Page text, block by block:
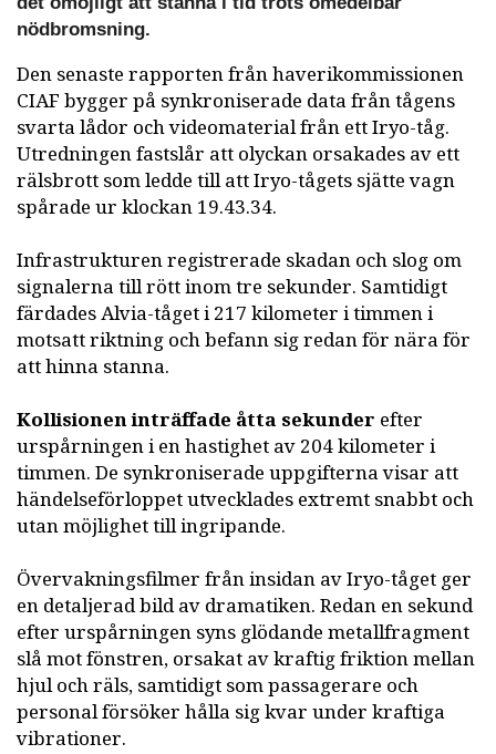
nödbromsning.
Den senaste rapporten från haverikommissionen
CIAF bygger på synkroniserade data från tågens
svarta lådor och videomaterial från ett Iryo-tåg.
Utredningen fastslår att olyckan orsakades av ett
rälsbrott som ledde till att Iryo-tågets sjätte vagn
spårade ur klockan 19.43.34.
Infrastrukturen registrerade skadan och slog om
signalerna till rött inom tre sekunder. Samtidigt
färdades Alvia-tåget i 217 kilometer i timmen i
motsatt riktning och befann sig redan för nära för
att hinna stanna.
Kollisionen inträffade åtta sekunder efter
urspårningen i en hastighet av 204 kilometer i
timmen. De synkroniserade uppgifterna visar att
händelseförloppet utvecklades extremt snabbt och
utan möjlighet till ingripande.
Övervakningsfilmer från insidan av Iryo-tåget ger
en detaljerad bild av dramatiken. Redan en sekund
efter urspårningen syns glödande metallfragment
slå mot fönstren, orsakat av kraftig friktion mellan
hjul och räls, samtidigt som passagerare och
personal försöker hålla sig kvar under kraftiga
vibrationer.